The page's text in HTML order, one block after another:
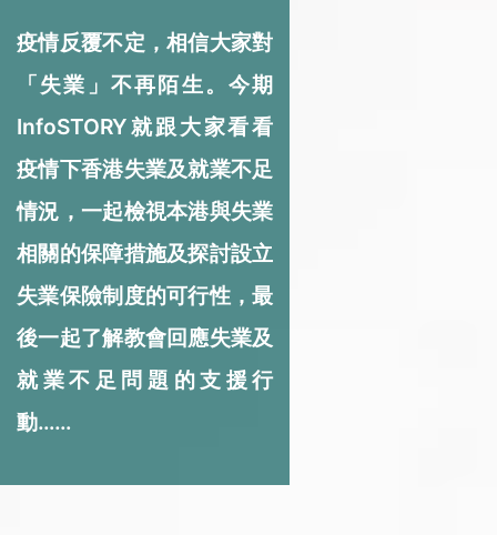
疫情反覆不定，相信大家對
「失業」不再陌生。今期
InfoSTORY就跟大家看看
疫情下香港失業及就業不足
情況，一起檢視本港與失業
相關的保障措施及探討設立
失業保險制度的可行性，最
後一起了解教會回應失業及
就業不足問題的支援行
動……